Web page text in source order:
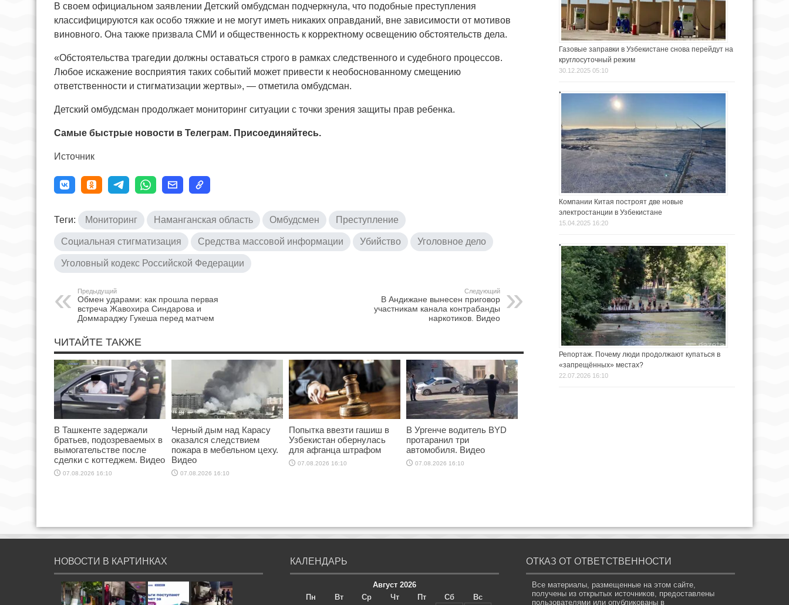
В своем официальном заявлении Детский омбудсман подчеркнула, что подобные преступления
классифицируются как особо тяжкие и не могут иметь никаких оправданий, вне зависимости от мотивов
виновного. Она также призвала СМИ и общественность к корректному освещению обстоятельств дела.
«Обстоятельства трагедии должны оставаться строго в рамках следственного и судебного процессов.
Любое искажение восприятия таких событий может привести к необоснованному смещению
ответственности и стигматизации жертвы», — отметила омбудсман.
Детский омбудсман продолжает мониторинг ситуации с точки зрения защиты прав ребенка.
Самые быстрые новости в Телеграм. Присоединяйтесь.
Источник
Теги: Мониторинг Наманганская область Омбудсмен Преступление
Социальная стигматизация Средства массовой информации Убийство Уголовное дело
Уголовный кодекс Российской Федерации
Предыдущий
Обмен ударами: как прошла первая
встреча Жавохира Синдарова и
Доммараджу Гукеша перед матчем
Следующий
В Андижане вынесен приговор
участникам канала контрабанды
наркотиков. Видео
ЧИТАЙТЕ ТАКЖЕ
В Ташкенте задержали
братьев, подозреваемых в
вымогательстве после
сделки с коттеджем. Видео
07.08.2026 16:10
Черный дым над Карасу
оказался следствием
пожара в мебельном цеху.
Видео
07.08.2026 16:10
Попытка ввезти гашиш в
Узбекистан обернулась
для афганца штрафом
07.08.2026 16:10
В Ургенче водитель BYD
протаранил три
автомобиля. Видео
07.08.2026 16:10
Газовые заправки в Узбекистане снова перейдут на
круглосуточный режим
30.12.2025 05:10
Компании Китая построят две новые
электростанции в Узбекистане
15.04.2025 16:20
Репортаж. Почему люди продолжают купаться в
«запрещённых» местах?
22.07.2026 16:10
НОВОСТИ В КАРТИНКАХ КАЛЕНДАРЬ
Август 2026
Пн
Вт Ср Чт Пт Сб
Вс
ОТКАЗ ОТ ОТВЕТСТВЕННОСТИ
Все материалы, размещенные на этом сайте,
получены из открытых источников, предоставлены
пользователями или опубликованы в